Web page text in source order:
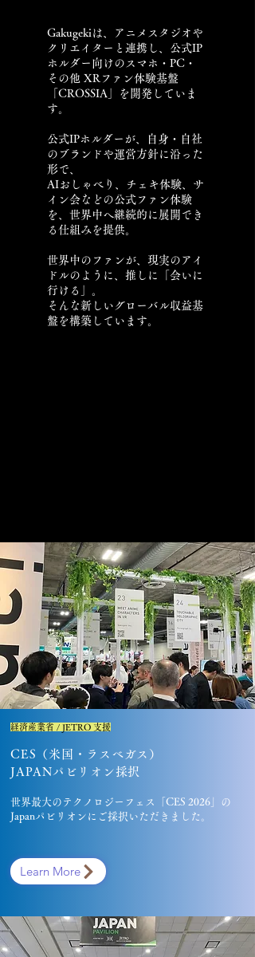
Gakugekiは、アニメスタジオや
クリエイターと連携し、公式IP
ホルダー向けのスマホ・PC・
その他 XRファン体験基盤
「CROSSIA」を開発していま
す。
公式IPホルダーが、自身・自社
のブランドや運営方針に沿った
形で、
AIおしゃべり、チェキ体験、サ
イン会などの公式ファン体験
を、世界中へ継続的に展開でき
る仕組みを提供。
世界中のファンが、現実のアイ
ドルのように、推しに「会いに
行ける」。
そんな新しいグローバル収益基
盤を構築しています。
経済産業省 / JETRO 支援
CES（米国・ラスベガス）
​JAPANパビリオン採択
世界最大のテクノロジーフェス「CES 2026」の
​Japanパビリオンにご採択いただきました。
Learn More